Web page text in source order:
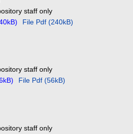
staff only
File Pdf (240kB)
staff only
File Pdf (56kB)
staff only